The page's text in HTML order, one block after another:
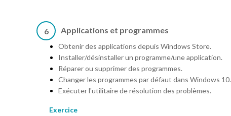
6 Applications et programmes
Obtenir des applications depuis Windows Store.
Installer/désinstaller un programme/une application.
Réparer ou supprimer des programmes.
Changer les programmes par défaut dans Windows 10.
Exécuter l'utilitaire de résolution des problèmes.
Exercice